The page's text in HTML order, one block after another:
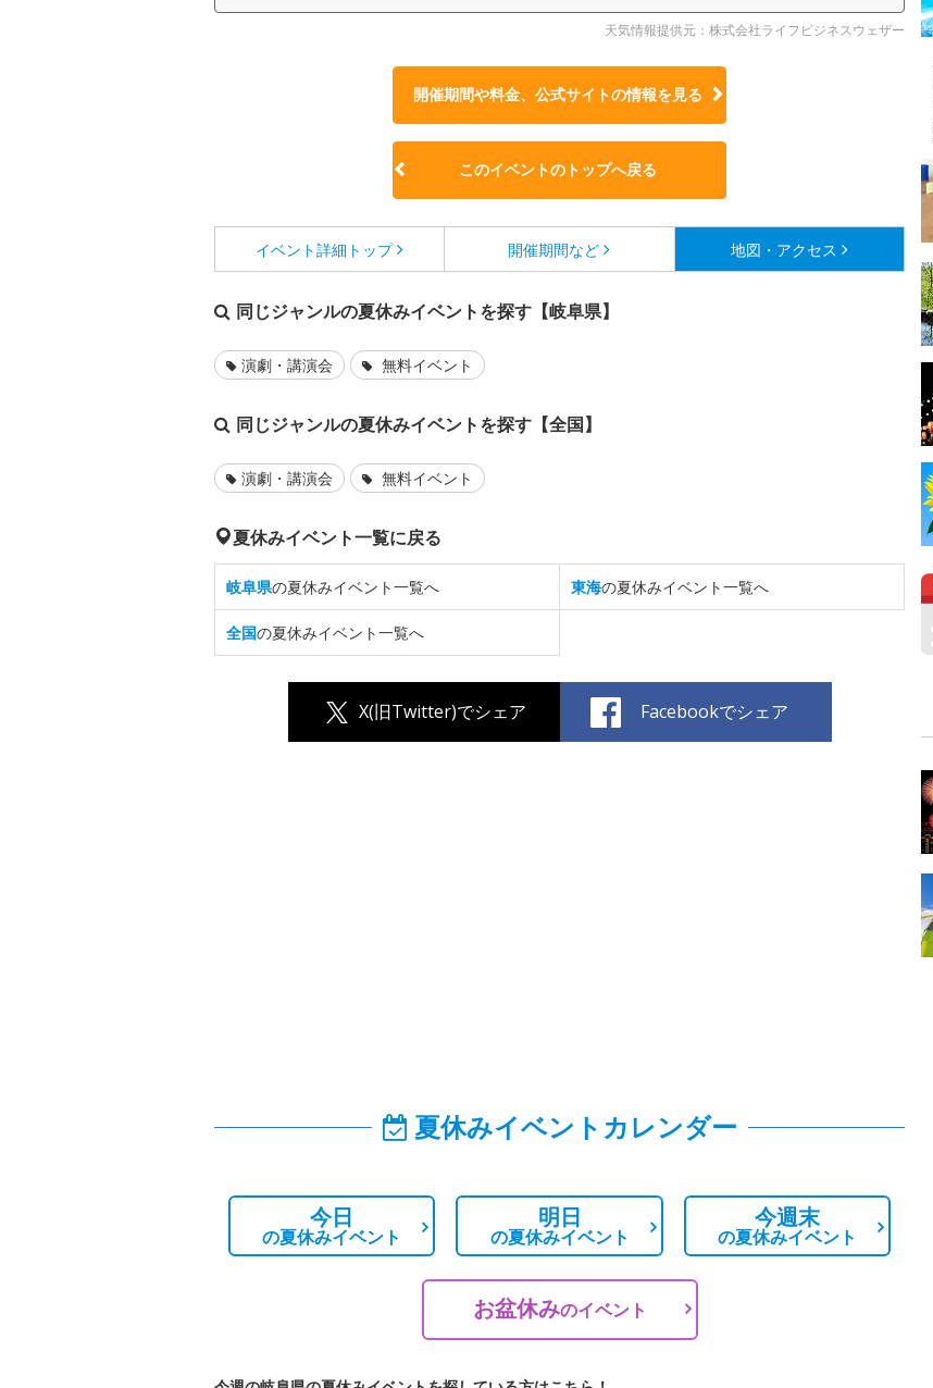
天気情報提供元：株式会社ライフビジネスウェザー
開催期間や料金、公式サイトの情報を見る
このイベントのトップへ戻る
イベント詳細 トップ 開催期間など 地図・アクセス
同じジャンルの夏休みイベントを探す【岐阜県】
演劇・講演会 無料イベント
同じジャンルの夏休みイベントを探す【全国】
演劇・講演会 無料イベント
夏休みイベント一覧に戻る
岐阜県の夏休みイベント一覧へ 東海の夏休みイベント一覧へ
全国の夏休みイベント一覧へ
X(旧Twitter)でシェア Facebookでシェア
夏休みイベントカレンダー
今日
の夏休みイベント
明日
の夏休みイベント
今週末
の夏休みイベント
お盆休みのイベント